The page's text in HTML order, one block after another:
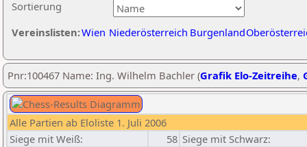
Sortierung
Vereinslisten:Wien Niederösterreich Burgenland
Pnr:100467 Name: Ing. Wilhelm Bachler (Grafik Elo-Zeitreihe,
Alle Partien ab Eloliste 1. Juli 2006
Siege mit Weiß:
58 Siege mit Schwarz: